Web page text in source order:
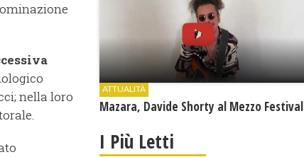
nella loro
ATTUALITÀ
Mazara, Davide Shorty al Mezzo Festival
I Più Letti